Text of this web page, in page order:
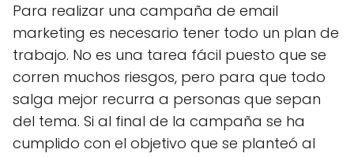
Para realizar una campaña de email
marketing es necesario tener todo un plan de
trabajo. No es una tarea fácil puesto que se
corren muchos riesgos, pero para que todo
salga mejor recurra a personas que sepan
del tema. Si al final de la campaña se ha
cumplido con el objetivo que se planteó al